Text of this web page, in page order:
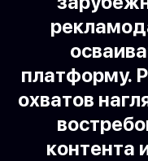
платформу.
охватов
контента